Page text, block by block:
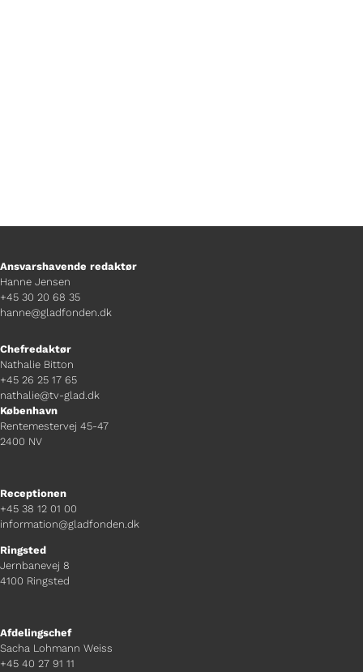
Ansvarshavende redaktør
Hanne Jensen
+45 30 20 68 35
hanne@gladfonden.dk
Chefredaktør
Nathalie Bitton
+45 26 25 17 65
nathalie@tv-glad.dk
København
Rentemestervej 45-47
2400 NV
Receptionen
+45 38 12 01 00
information@gladfonden.dk
Ringsted
Jernbanevej 8
4100 Ringsted
Afdelingschef
Sacha Lohmann Weiss
+45 40 27 91 11